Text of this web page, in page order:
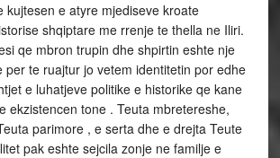
kujtesen e atyre mjediseve kroate
shqiptare me rrenje te thella ne Iliri.
qe mbron trupin dhe shpirtin eshte nje
per te ruajtur jo vetem identitetin por edhe
e luhatjeve politike e historike qe kane
ekzistencen tone . Teuta mbretereshe,
parimore , e serta dhe e drejta Teute
pak eshte sejcila zonje ne familje e